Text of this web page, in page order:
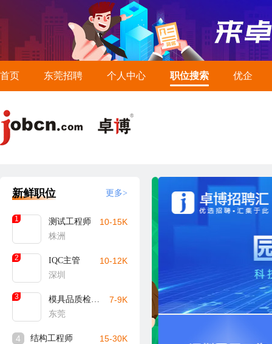
首页 东莞招聘 个人中心 职位搜索 优企
新鲜职位 更多>
1
测试工程师
株洲
10-15K
2
IQC主管
深圳
10-12K
3
模具品质检验员
东莞
7-9K
4 结构工程师 15-30K